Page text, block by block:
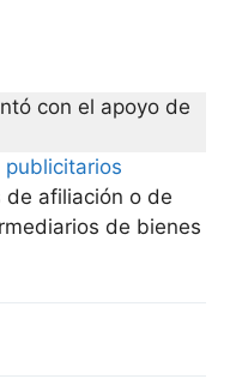
con el apoyo de
publicitarios
de afiliación o de
de bienes